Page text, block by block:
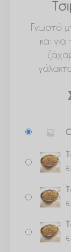
Γνωστό
και για
€
€
€
-
Τριγωνέλλα
ποσότητα